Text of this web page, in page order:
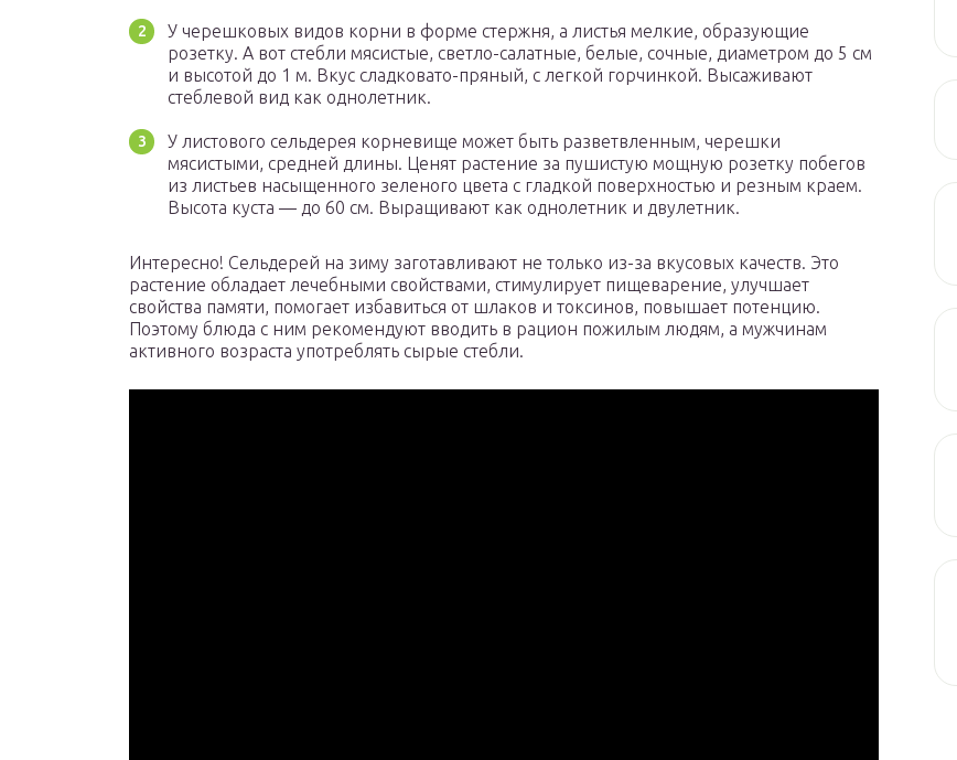
У черешковых видов корни в форме стержня, а листья мелкие, образующие
розетку. А вот стебли мясистые, светло-салатные, белые, сочные, диаметром до 5 см
и высотой до 1 м. Вкус сладковато-пряный, с легкой горчинкой. Высаживают
стеблевой вид как однолетник.
У листового сельдерея корневище может быть разветвленным, черешки
мясистыми, средней длины. Ценят растение за пушистую мощную розетку побегов
из листьев насыщенного зеленого цвета с гладкой поверхностью и резным краем.
Высота куста — до 60 см. Выращивают как однолетник и двулетник.
Интересно! Сельдерей на зиму заготавливают не только из-за вкусовых качеств. Это
растение обладает лечебными свойствами, стимулирует пищеварение, улучшает
свойства памяти, помогает избавиться от шлаков и токсинов, повышает потенцию.
Поэтому блюда с ним рекомендуют вводить в рацион пожилым людям, а мужчинам
активного возраста употреблять сырые стебли.